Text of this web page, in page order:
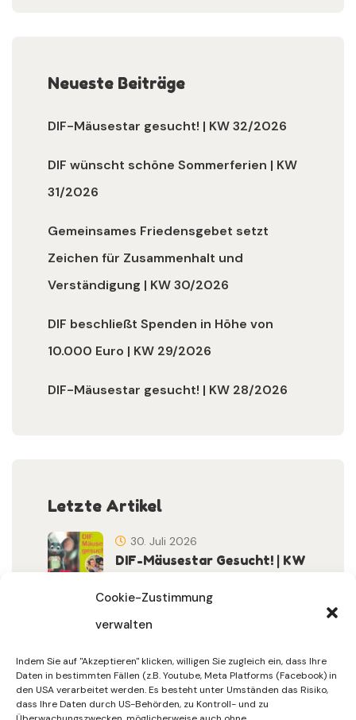
Cookie-Zustimmung
verwalten
Indem Sie auf "Akzeptieren" klicken, willigen Sie zugleich ein, dass Ihre
Daten in bestimmten Fällen (z.B. Youtube, Meta Platforms (Facebook) in
den USA verarbeitet werden. Es besteht unter Umständen das Risiko,
dass Ihre Daten durch US-Behörden, zu Kontroll- und zu
Neueste Beiträge
DIF-Mäusestar gesucht! | KW 32/2026
DIF wünscht schöne Sommerferien | KW
31/2026
Gemeinsames Friedensgebet setzt
Zeichen für Zusammenhalt und
Verständigung | KW 30/2026
DIF beschließt Spenden in Höhe von
10.000 Euro | KW 29/2026
DIF-Mäusestar gesucht! | KW 28/2026
Letzte Artikel
DIF-Mäusestar Gesucht! | KW
30. Juli 2026
Sommerferien | KW 31/…
30. Juli 2026
15. Juli 2026